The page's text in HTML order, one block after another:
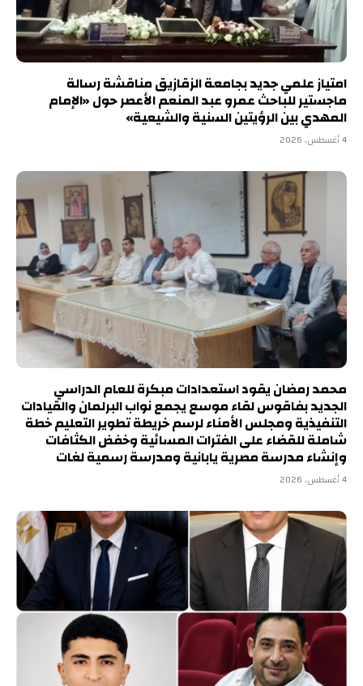
امتياز علمي جديد بجامعة الزقازيق مناقشة رسالة
ماجستير للباحث عمرو عبد المنعم الأعصر حول «الإمام
المهدي بين الرؤيتين السنية والشيعية»
4 أغسطس، 2026
محمد رمضان يقود استعدادات مبكرة للعام الدراسي
الجديد بفاقوس لقاء موسع يجمع نواب البرلمان والقيادات
التنفيذية ومجلس الأمناء لرسم خريطة تطوير التعليم خطة
شاملة للقضاء على الفترات المسائية وخفض الكثافات
وإنشاء مدرسة مصرية يابانية ومدرسة رسمية لغات
4 أغسطس، 2026